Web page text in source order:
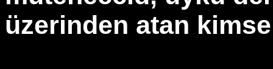
üzerinden atan